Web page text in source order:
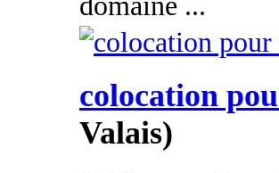
colocation
Valais)